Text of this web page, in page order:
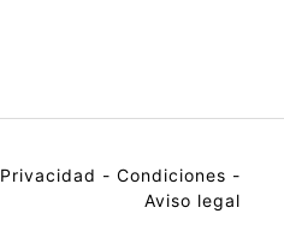
Privacidad - Condiciones -
Aviso legal